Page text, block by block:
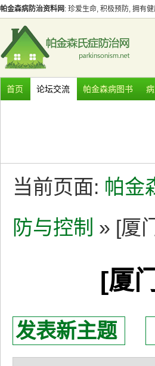
帕金森病防治资料网 : 珍爱生命, 积极预防, 拥有
首页 论坛交流 帕金森病图书
当前页面: 帕金
防与控制 » [厦
[厦
发表新主题